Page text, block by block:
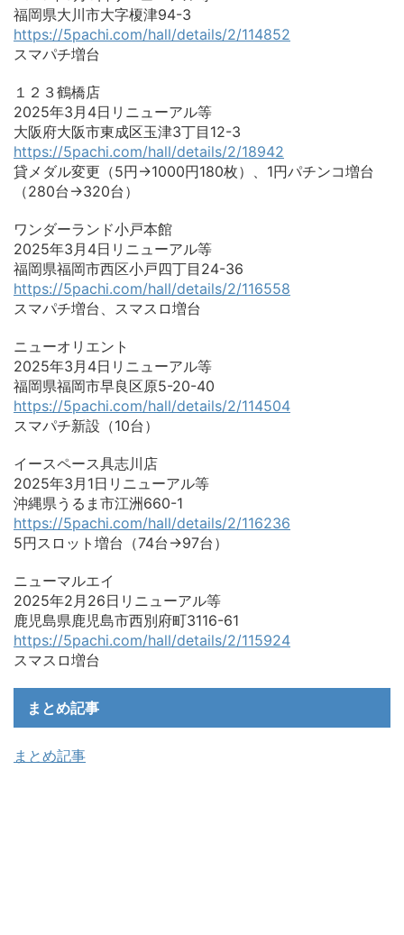
福岡県大川市大字榎津94-3
https://5pachi.com/hall/details/2/114852
スマパチ増台
１２３鶴橋店
2025年3月4日リニューアル等
大阪府大阪市東成区玉津3丁目12-3
https://5pachi.com/hall/details/2/18942
貸メダル変更（5円→1000円180枚）、1円パチンコ増台
（280台→320台）
ワンダーランド小戸本館
2025年3月4日リニューアル等
福岡県福岡市西区小戸四丁目24-36
https://5pachi.com/hall/details/2/116558
スマパチ増台、スマスロ増台
ニューオリエント
2025年3月4日リニューアル等
福岡県福岡市早良区原5-20-40
https://5pachi.com/hall/details/2/114504
スマパチ新設（10台）
イースペース具志川店
2025年3月1日リニューアル等
沖縄県うるま市江洲660-1
https://5pachi.com/hall/details/2/116236
5円スロット増台（74台→97台）
ニューマルエイ
2025年2月26日リニューアル等
鹿児島県鹿児島市西別府町3116-61
https://5pachi.com/hall/details/2/115924
スマスロ増台
まとめ記事
まとめ記事